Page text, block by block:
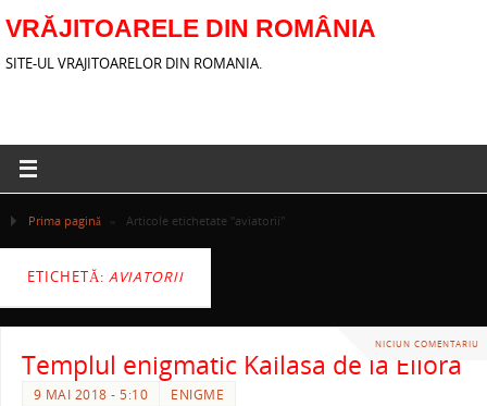
VRĂJITOARELE DIN ROMÂNIA
SITE-UL VRAJITOARELOR DIN ROMANIA.
Prima pagină » Articole etichetate "aviatorii"
ETICHETĂ: AVIATORII
NICIUN COMENTARIU
Templul enigmatic Kailasa de la Ellora
9 MAI 2018 - 5:10 ENIGME